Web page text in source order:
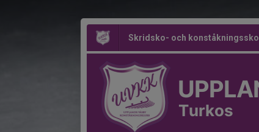
Skridsko- och
Turkos